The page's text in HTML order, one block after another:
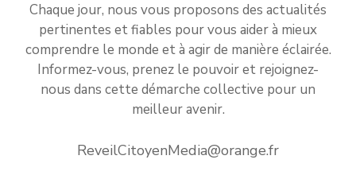
Chaque jour, nous vous proposons des actualités
pertinentes et fiables pour vous aider à mieux
comprendre le monde et à agir de manière éclairée.
Informez-vous, prenez le pouvoir et rejoignez-
nous dans cette démarche collective pour un
meilleur avenir.
ReveilCitoyenMedia@orange.fr